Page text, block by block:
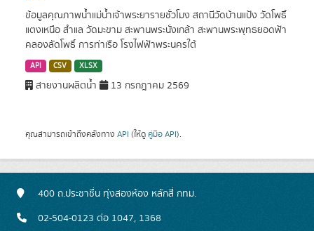
ข้อมูลคุณภาพน้ำแม่น้ำเจ้าพระยารายชั่วโมง สถานีวัดบ้านแป้ง วัดโพธิ์
แตงเหนือ สำแล วัดมะขาม สะพานพระนั่งเกล้า สะพานพระพุทธยอดฟ้า
คลองลัดโพธิ์ การท่าเรือ โรงไฟฟ้าพระนครใต้
API CSV XLSX
สายงานผลิตน้ำ 13 กรกฎาคม 2569
คุณสามารถเข้าถึงคลังทาง API (ให้ดู คู่มือ API).
400 ถ.ประชาชื่น ทุ่งสองห้อง หลักสี่ กทม.
02-504-0123 ต่อ 1047, 1368